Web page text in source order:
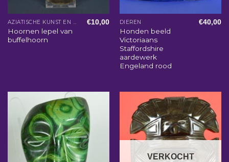
AZIATISCHE KUNST EN WOONACCESSOIRES
Hoornen lepel van
buffelhoorn
€10,00 DIEREN
Honden beeld
Victoriaans
Staffordshire
aardewerk
Engeland rood
€40,00
VERKOCHT